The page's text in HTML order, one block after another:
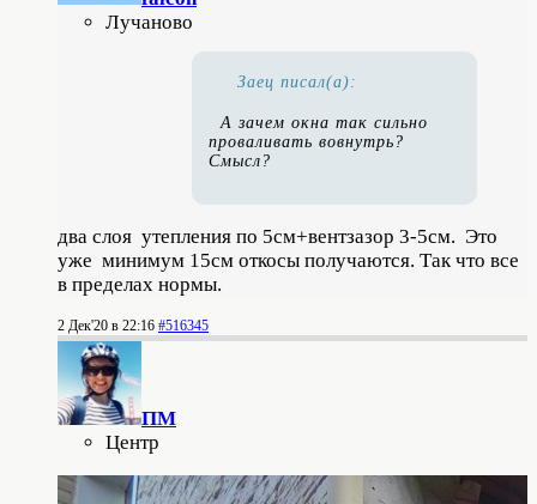
Лучаново
Заец писал(а):
А зачем окна так сильно
проваливать вовнутрь?
Смысл?
два слоя утепления по 5см+вентзазор 3-5см. Это
уже минимум 15см откосы получаются. Так что все
в пределах нормы.
2 Дек'20 в 22:16 #516345
ПМ
Центр